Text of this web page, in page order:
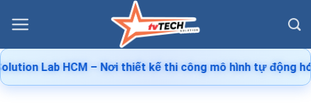
Lab HCM – Nơi thiết kế thi công mô hình tự động hóa |